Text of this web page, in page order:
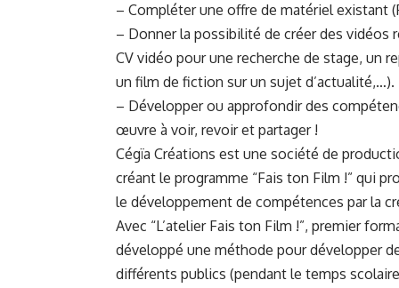
– Compléter une offre de matériel existant
– Donner la possibilité de créer des vidéos
CV vidéo pour une recherche de stage, un
un film de fiction sur un sujet d’actualité,…).
– Développer ou approfondir des
œuvre à voir, revoir et partager !
Cégïa Créations est une société de
créant le programme “Fais ton Film !” qui
le développement de compétences par la
Avec “L’atelier Fais ton Film !”, premier
développé une méthode pour développer
différents publics (pendant le temps